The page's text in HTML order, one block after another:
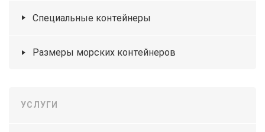
Специальные контейнеры
Размеры морских контейнеров
УСЛУГИ